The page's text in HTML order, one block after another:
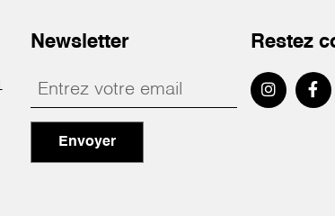
Newsletter
Envoyer
Restez